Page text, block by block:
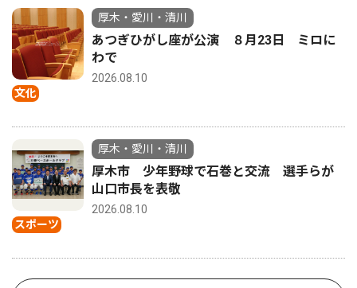
文化
厚木・愛川・清川
あつぎひがし座が公演 ８月23日 ミロに
わで
2026.08.10
スポーツ
厚木・愛川・清川
厚木市 少年野球で石巻と交流 選手らが
山口市長を表敬
2026.08.10